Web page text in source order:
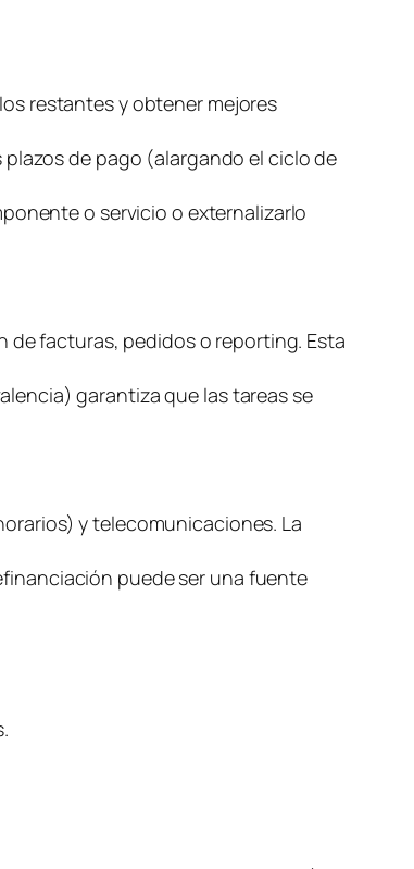
restantes y obtener mejores
de pago (alargando el ciclo de
o servicio o externalizarlo
de facturas, pedidos o reporting. Esta
garantiza que las tareas se
y telecomunicaciones. La
puede ser una fuente